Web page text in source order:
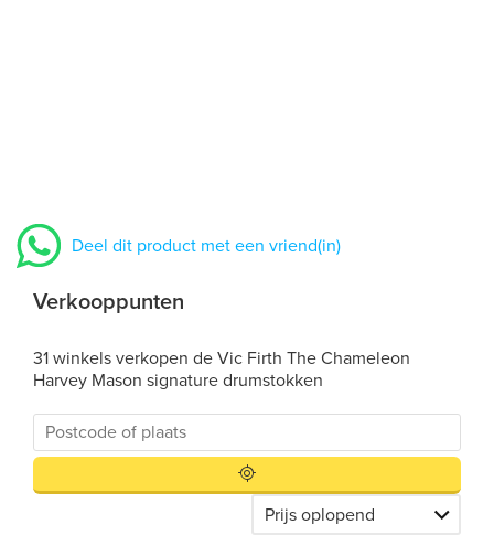
Deel dit product met een vriend(in)
Verkooppunten
31 winkels verkopen de Vic Firth The Chameleon
Harvey Mason signature drumstokken